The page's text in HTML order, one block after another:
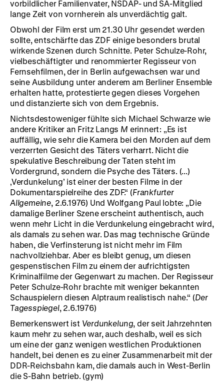
vorbildlicher Familienvater, NSDAP- und SA-Mitglied
lange Zeit von vornherein als unverdächtig galt.
Obwohl der Film erst um 21.30 Uhr gesendet werden
sollte, entschärfte das ZDF einige besonders brutal
wirkende Szenen durch Schnitte. Peter Schulze-Rohr,
vielbeschäftigter und renommierter Regisseur von
Fernsehfilmen, der in Berlin aufgewachsen war und
seine Ausbildung unter anderem am Berliner Ensemble
erhalten hatte, protestierte gegen dieses Vorgehen
und distanzierte sich von dem Ergebnis.
Nichtsdestoweniger fühlte sich Michael Schwarze wie
andere Kritiker an Fritz Langs M erinnert: „Es ist
auffällig, wie sehr die Kamera bei den Morden auf dem
verzerrten Gesicht des Täters verharrt. Nicht die
spekulative Beschreibung der Taten steht im
Vordergrund, sondern die Psyche des Täters. (...)
‚Verdunkelung’ ist einer der besten Filme in der
Dokumentarspielreihe des ZDF.“ (Frankfurter
Allgemeine, 2.6.1976) Und Wolfgang Paul lobte: „Die
damalige Berliner Szene erscheint authentisch, auch
wenn mehr Licht in die Verdunkelung eingebracht wird,
als damals zu sehen war. Das mag technische Gründe
haben, die Verfinsterung ist nicht mehr im Film
nachvollziehbar. Aber es bleibt genug, um diesen
gespenstischen Film zu einem der aufrichtigsten
Kriminalfilme der Gegenwart zu machen. Der Regisseur
Peter Schulze-Rohr brachte mit weniger bekannten
Schauspielern diesen Alptraum realistisch nahe.“ (Der
Tagesspiegel, 2.6.1976)
Bemerkenswert ist Verdunkelung, der seit Jahrzehnten
kaum mehr zu sehen war, auch deshalb, weil es sich
um eine der ganz wenigen westlichen Produktionen
handelt, bei denen es zu einer Zusammenarbeit mit der
DDR-Reichsbahn kam, die damals auch in West-Berlin
die S-Bahn betrieb. (gym)